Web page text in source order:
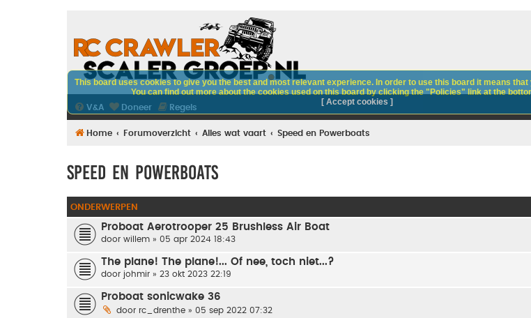
V&A Doneer Regels
Home Forumoverzicht Alles wat vaart Speed en Powerboats
Speed en Powerboats
ONDERWERPEN
Proboat Aerotrooper 25 Brushless Air Boat
door willem » 05 apr 2024 18:43
The plane! The plane!... Of nee, toch niet...?
door johmir » 23 okt 2023 22:19
Proboat sonicwake 36
door rc_drenthe » 05 sep 2022 07:32
This board uses cookies to give you the best and most relevant experience. In order to use this board it means
You can find out more about the cookies used on this board by clicking the "Policies" link at the
[ Accept cookies ]